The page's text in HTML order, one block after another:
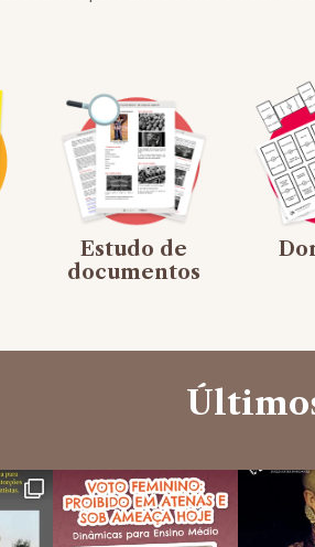
Estudo de
documentos